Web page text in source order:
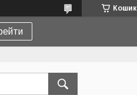
Кошик